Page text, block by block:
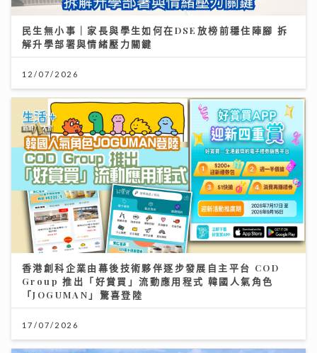
民生無小事｜家長與學生如何在DSE放榜前穩住陣腳 拆
解升學部署與情緒壓力關鍵
12/07/2026
香港創科企業由幕後技術夥伴逐步發展自主平台 COD
Group 推出「好賞買」流動應用程式 韓國人氣角色
「JOGUMAN」驚喜登陸
17/07/2026